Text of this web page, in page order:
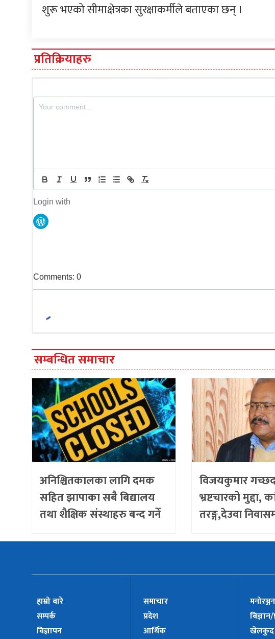
शुरू भएको सीमाक्षेत्रका सुरक्षाकर्मीले बताएका छन् ।
प्रतिक्रियाहरु
Login with
Comments: 0
सम्बन्धित समाचार
अनिश्चितकालका लागि दमक
सहित झापाका सबै बिद्यालय
तथा शैक्षिक संस्थाहरु बन्द गर्ने
विजयकुमार
भ्रष्टचारको मुद्दा,
तरङ्ग,देउवा
हाम्रो बारे
सम्पर्क
विज्ञापन
समाचार
प्रदेश
आर्थिक
मनोरञ्जन
बिज्ञान/
खेलकुद